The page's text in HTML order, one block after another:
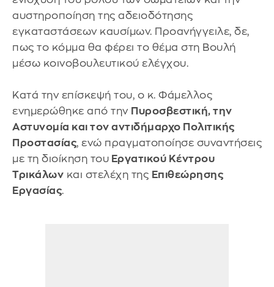
αυστηροποίηση της αδειοδότησης
εγκαταστάσεων καυσίμων. Προανήγγειλε, δε,
πως το κόμμα θα φέρει το θέμα στη Βουλή
μέσω κοινοβουλευτικού ελέγχου.
Κατά την επίσκεψή του, ο κ. Φάμελλος
ενημερώθηκε από την Πυροσβεστική, την
Αστυνομία και τον αντιδήμαρχο Πολιτικής
Προστασίας, ενώ πραγματοποίησε συναντήσεις
με τη διοίκηση του Εργατικού Κέντρου
Τρικάλων και στελέχη της Επιθεώρησης
Εργασίας.